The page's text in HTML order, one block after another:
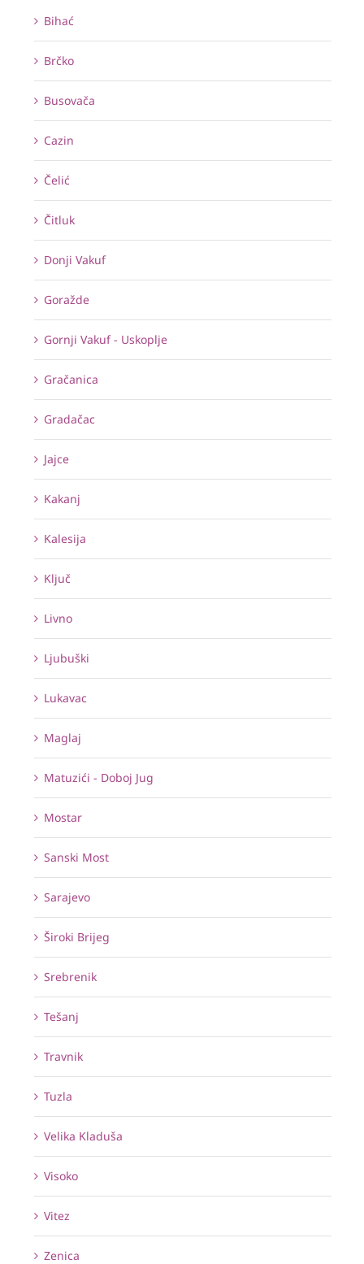
Bihać
Brčko
Busovača
Cazin
Čelić
Čitluk
Donji Vakuf
Goražde
Gornji Vakuf - Uskoplje
Gračanica
Gradačac
Jajce
Kakanj
Kalesija
Ključ
Livno
Ljubuški
Lukavac
Maglaj
Matuzići - Doboj Jug
Mostar
Sanski Most
Sarajevo
Široki Brijeg
Srebrenik
Tešanj
Travnik
Tuzla
Velika Kladuša
Visoko
Vitez
Zenica